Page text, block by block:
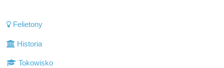
Felietony
Historia
Tokowisko